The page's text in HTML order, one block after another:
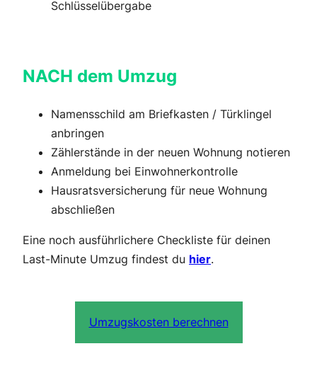
Schlüsselübergabe
NACH dem Umzug
Namensschild am Briefkasten / Türklingel
anbringen
Zählerstände in der neuen Wohnung notieren
Anmeldung bei Einwohnerkontrolle
Hausratsversicherung für neue Wohnung
abschließen
Eine noch ausführlichere Checkliste für deinen
Last-Minute Umzug findest du hier.
Umzugskosten berechnen